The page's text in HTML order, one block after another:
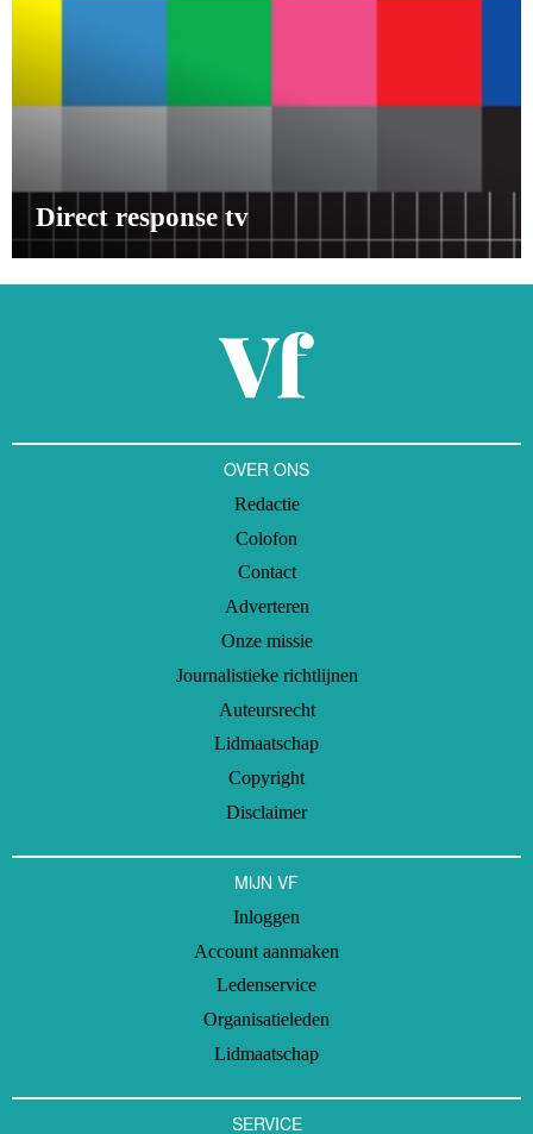
Direct response tv
OVER ONS
Redactie
Colofon
Contact
Adverteren
Onze missie
Journalistieke richtlijnen
Auteursrecht
Lidmaatschap
Copyright
Disclaimer
MIJN VF
Inloggen
Account aanmaken
Ledenservice
Organisatieleden
Lidmaatschap
SERVICE